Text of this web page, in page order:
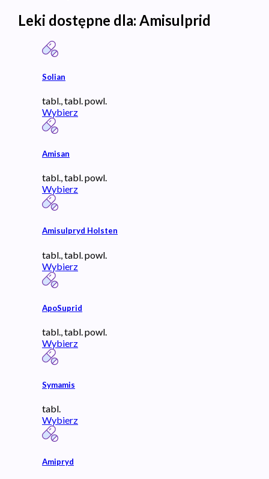
Leki dostępne dla: Amisulprid
Solian
tabl., tabl. powl.
Wybierz
Amisan
tabl., tabl. powl.
Wybierz
Amisulpryd Holsten
tabl., tabl. powl.
Wybierz
ApoSuprid
tabl., tabl. powl.
Wybierz
Symamis
tabl.
Wybierz
Amipryd